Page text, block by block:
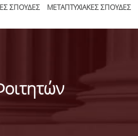
ΣΠΟΥΔΕΣ ΜΕΤΑΠΤΥΧΙΑΚΕΣ ΣΠΟΥΔΕΣ